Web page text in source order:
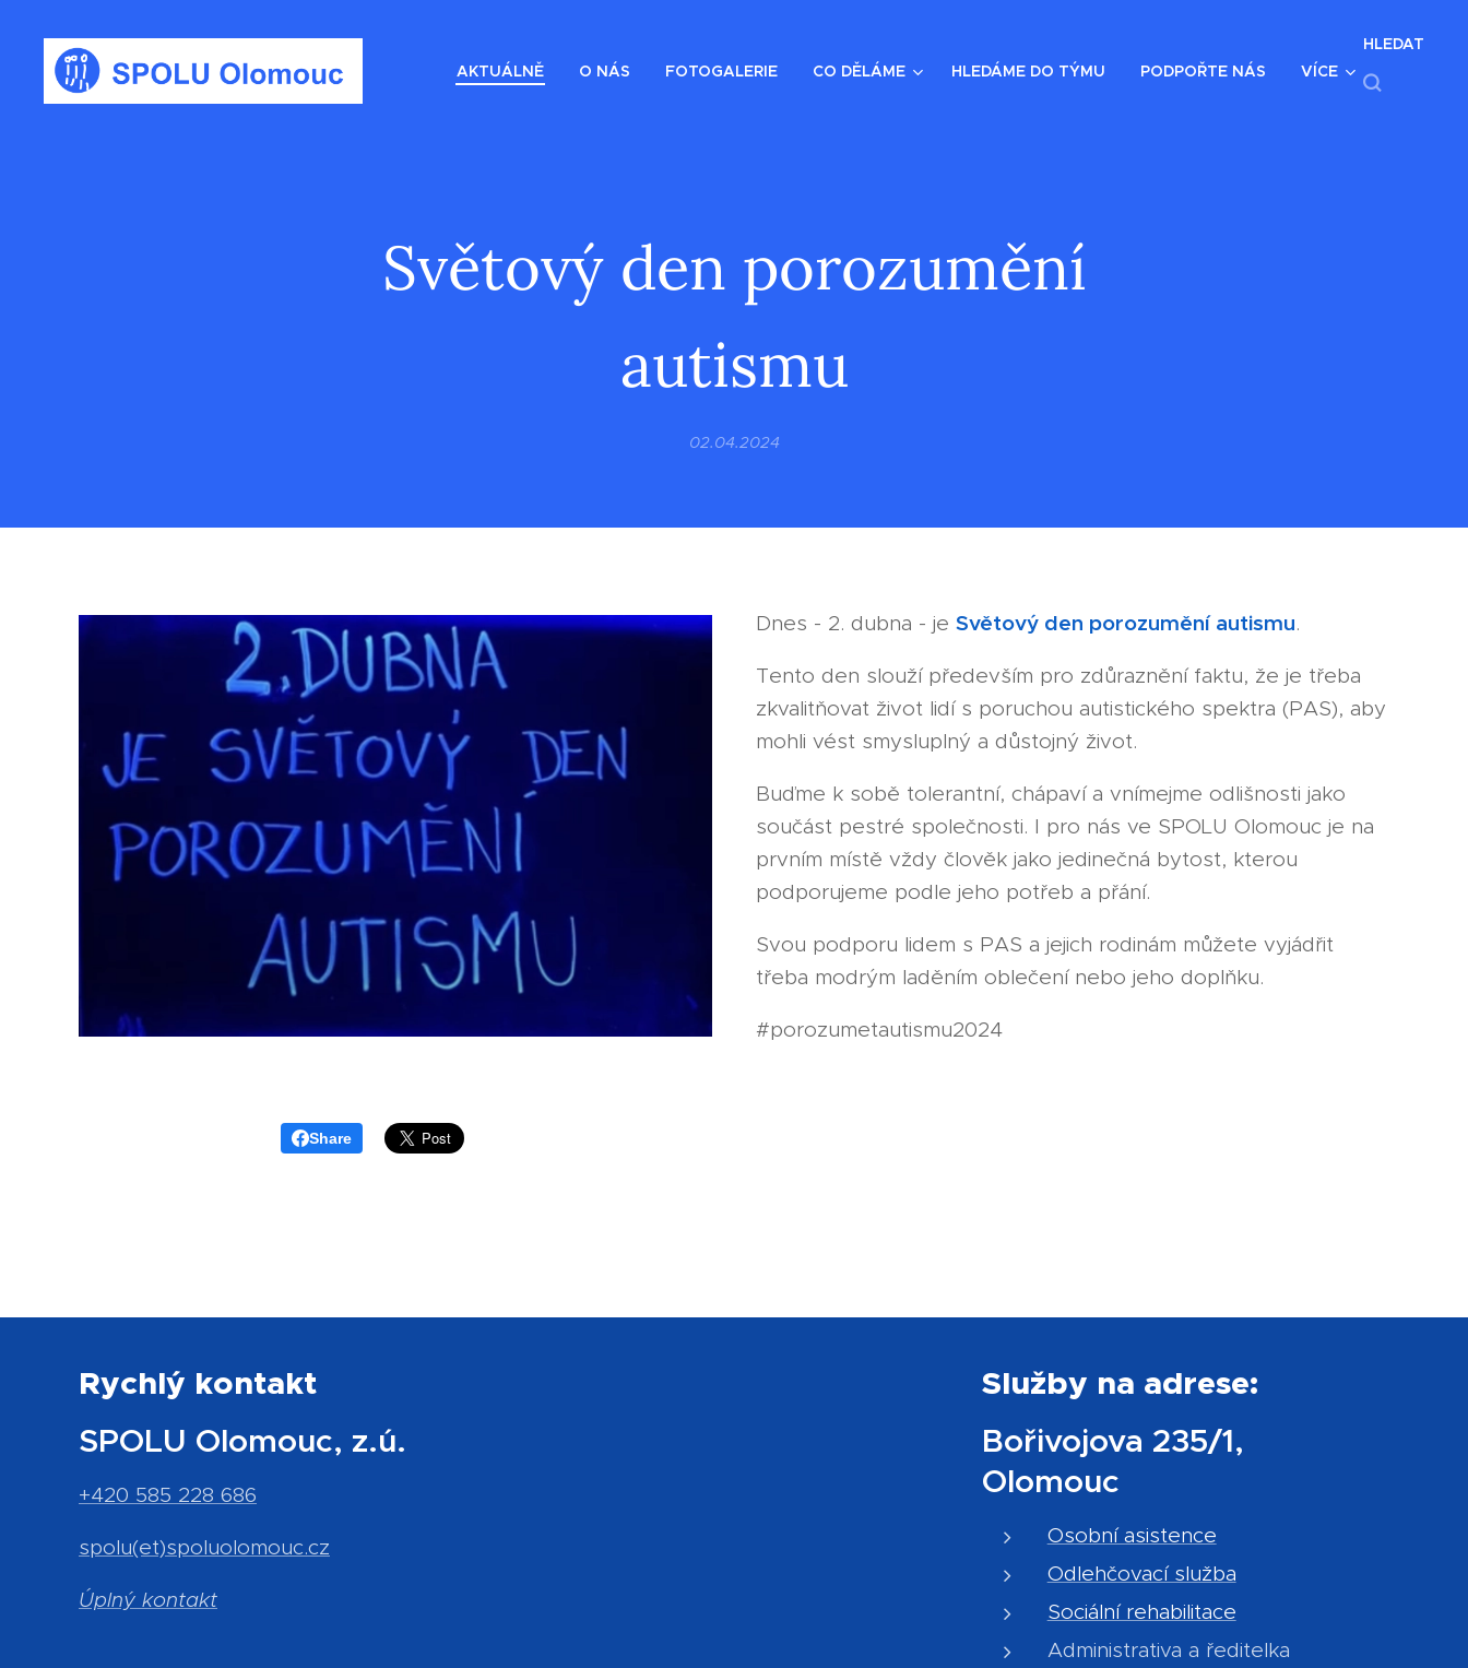
AKTUÁLNĚ O NÁS FOTOGALERIE CO DĚLÁME HLEDÁME DO TÝMU PODPOŘTE NÁS VÍCE
HLEDAT
Světový den porozumění
autismu
02.04.2024
Dnes - 2. dubna - je Světový den porozumění autismu.
Tento den slouží především pro zdůraznění faktu, že je třeba
zkvalitňovat život lidí s poruchou autistického spektra (PAS), aby
mohli vést smysluplný a důstojný život.
Buďme k sobě tolerantní, chápaví a vnímejme odlišnosti jako
součást pestré společnosti. I pro nás ve SPOLU Olomouc je na
prvním místě vždy člověk jako jedinečná bytost, kterou
podporujeme podle jeho potřeb a přání.
Svou podporu lidem s PAS a jejich rodinám můžete vyjádřit
třeba modrým laděním oblečení nebo jeho doplňku.
#porozumetautismu2024
Share
Rychlý kontakt
SPOLU Olomouc, z.ú.
+420 585 228 686
spolu(et)spoluolomouc.cz
Úplný kontakt
Služby na adrese:
Bořivojova 235/1,
Olomouc
Osobní asistence
Odlehčovací služba
Sociální rehabilitace
Administrativa a ředitelka